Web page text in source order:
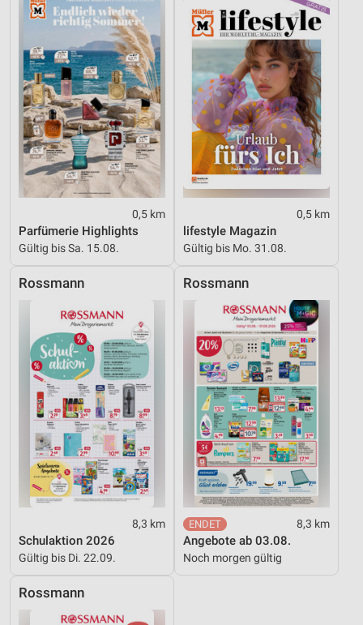
0,5 km
Parfümerie Highlights
Gültig bis Sa. 15.08.
0,5 km
lifestyle Magazin
Gültig bis Mo. 31.08.
Rossmann
8,3 km
Schulaktion 2026
Gültig bis Di. 22.09.
Rossmann
8,3 km
Angebote ab 03.08.
Noch morgen gültig
Rossmann
Performance
Funktional
Werbung